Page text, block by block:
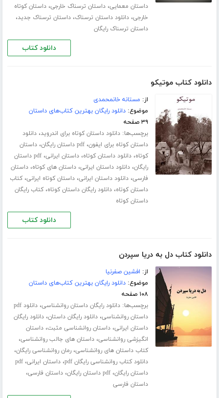
داستان معمایی،داستان ترسناک خارجی،داستان کوتاه
خارجی،دانلود داستان ترسناک،داستان ترسناک جدید،
داستان ترسناک رایگان
دانلود کتاب
دانلود کتاب موتیکو
از: مستانه خانمحمدی
موضوع:دانلود رایگان بهترین کتاب‌های داستان
۳۹ صفحه
برچسب‌ها:دانلود داستان کوتاه برای اندروید،دانلود
داستان کوتاه برای ایفون،pdf داستان رایگان ،داستان
کوتاه،دانلود داستان کوتاه،داستان ایرانی،
pdf داستان
رایگان،دانلود داستان ایرانی،داستان های کوتاه،داستان
فارسی،دانلود داستان ایرانی،داستان کوتاه ایرانی،کتاب
داستان کوتاه،دانلود رایگان داستان کوتاه،کتاب رایگان
داستان کوتاه
دانلود کتاب
دانلود کتاب دل به دریا سپردن
از: افشین صفرنیا
موضوع:دانلود رایگان بهترین کتاب‌های داستان
۱۰۸ صفحه
برچسب‌ها:دانلود رایگان داستان روانشناسی،
دانلود pdf
داستان روانشناسی،دانلود رایگان داستان،دانلود رایگان
داستان ایرانی،داستان روانشناسی مثبت،داستان
انگیزشی روانشناسی،داستان های جالب روانشناسی،
کتاب داستان های روانشناسی،رمان روانشناسی رایگان،
دانلود کتاب روانشناسی رایگان pdf ،داستان ایرانی،pdf
داستان رایگان،pdf داستان رایگان ،داستان فارسی،
داستان فارسی